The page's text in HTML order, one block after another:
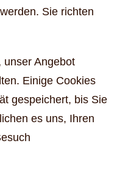
Sie richten
unser Angebot
Einige Cookies
gespeichert, bis Sie
es uns, Ihren